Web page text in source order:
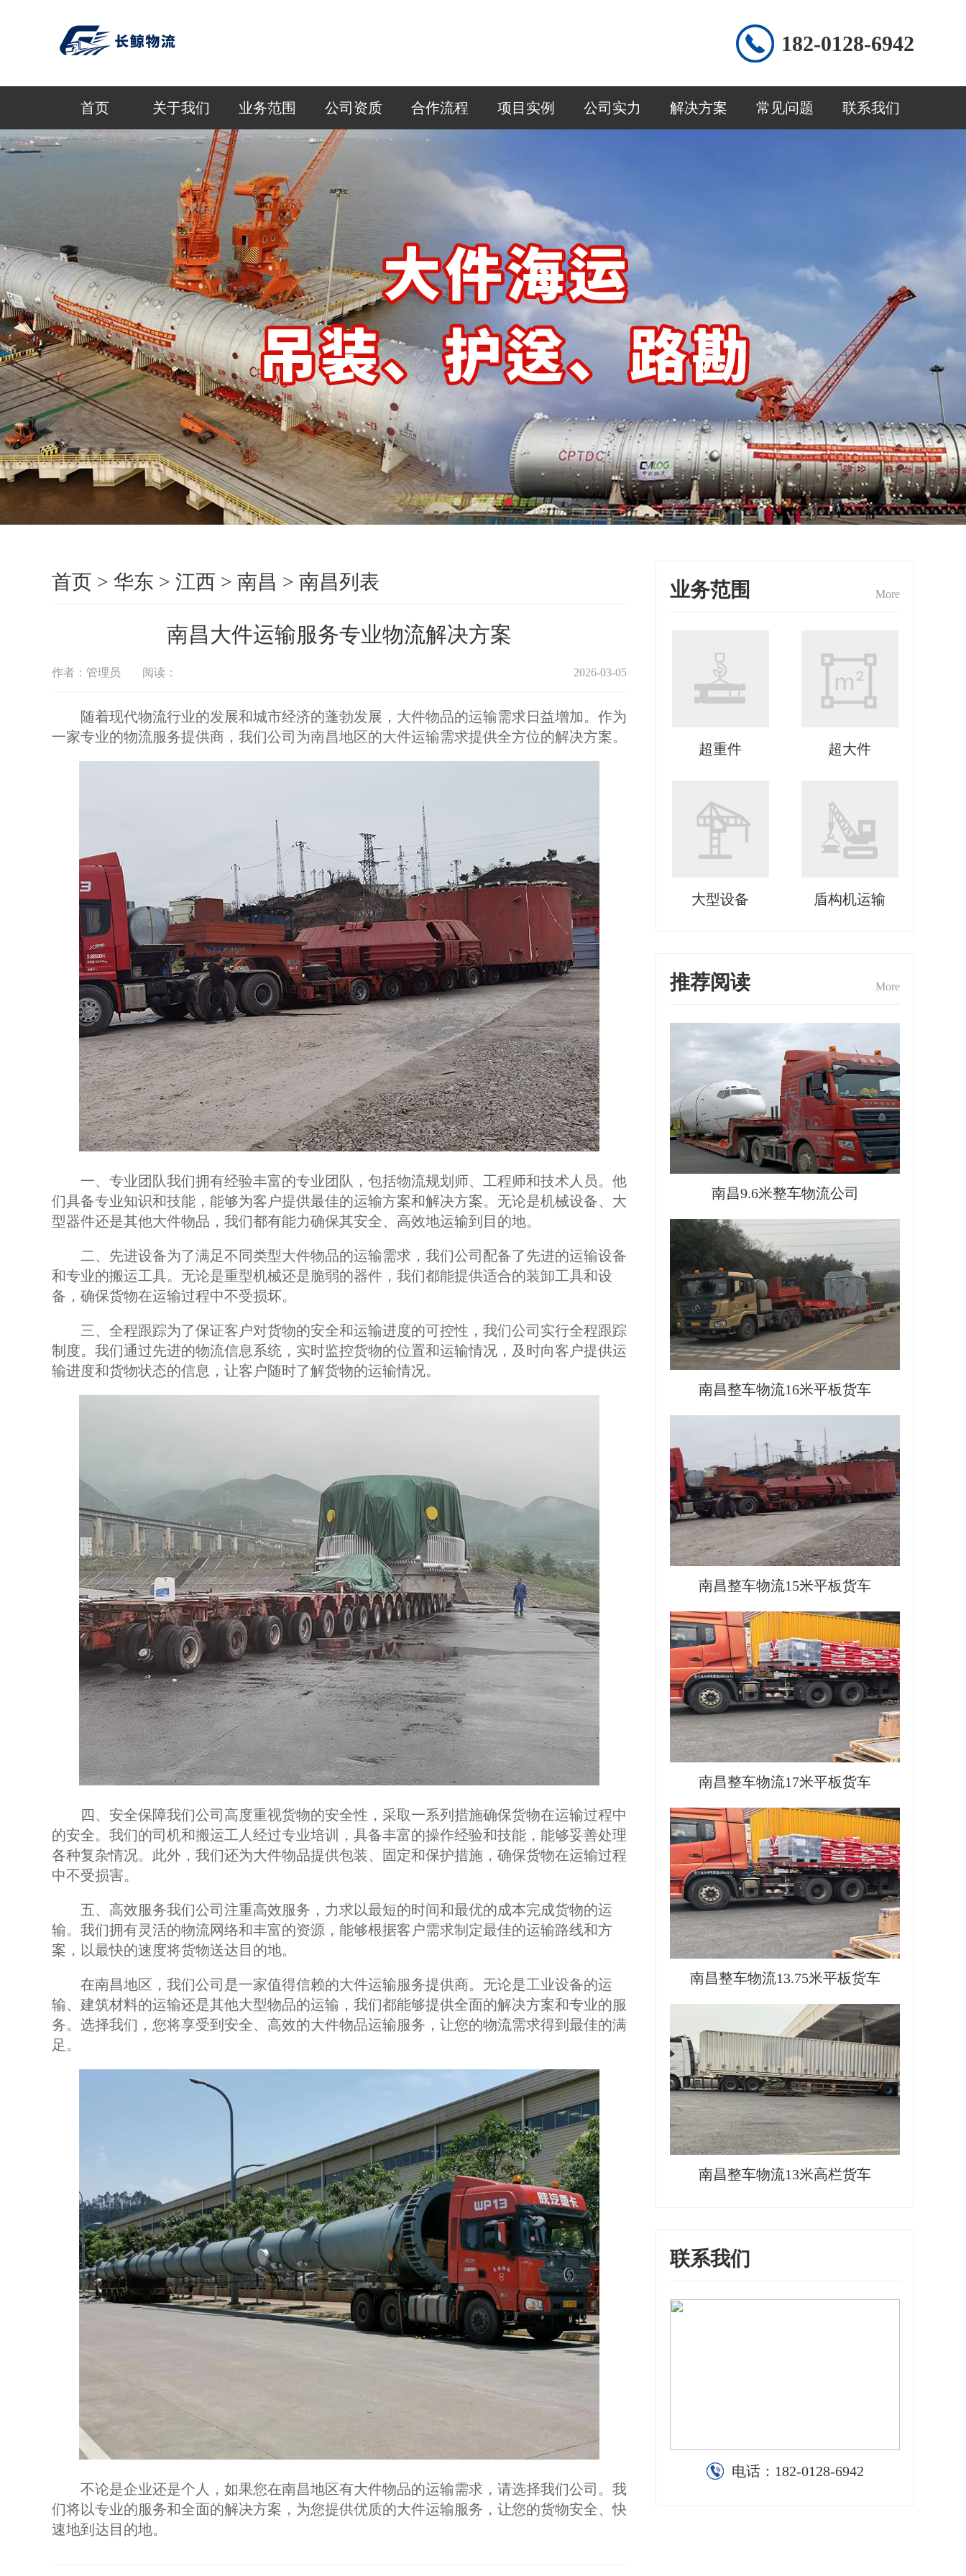
182-0128-6942
首页 关于我们 业务范围 公司资质 合作流程 项目实例 公司实力 解决方案 常见问题 联系我们
首页 > 华东 > 江西 > 南昌 > 南昌列表
南昌大件运输服务专业物流解决方案
作者：管理员 阅读： 2026-03-05
随着现代物流行业的发展和城市经济的蓬勃发展，大件物品的运输需求日益增加。作为
一家专业的物流服务提供商，我们公司为南昌地区的大件运输需求提供全方位的解决方案。
一、专业团队我们拥有经验丰富的专业团队，包括物流规划师、工程师和技术人员。他
们具备专业知识和技能，能够为客户提供最佳的运输方案和解决方案。无论是机械设备、大
型器件还是其他大件物品，我们都有能力确保其安全、高效地运输到目的地。
二、先进设备为了满足不同类型大件物品的运输需求，我们公司配备了先进的运输设备
和专业的搬运工具。无论是重型机械还是脆弱的器件，我们都能提供适合的装卸工具和设
备，确保货物在运输过程中不受损坏。
三、全程跟踪为了保证客户对货物的安全和运输进度的可控性，我们公司实行全程跟踪
制度。我们通过先进的物流信息系统，实时监控货物的位置和运输情况，及时向客户提供运
输进度和货物状态的信息，让客户随时了解货物的运输情况。
四、安全保障我们公司高度重视货物的安全性，采取一系列措施确保货物在运输过程中
的安全。我们的司机和搬运工人经过专业培训，具备丰富的操作经验和技能，能够妥善处理
各种复杂情况。此外，我们还为大件物品提供包装、固定和保护措施，确保货物在运输过程
中不受损害。
五、高效服务我们公司注重高效服务，力求以最短的时间和最优的成本完成货物的运
输。我们拥有灵活的物流网络和丰富的资源，能够根据客户需求制定最佳的运输路线和方
案，以最快的速度将货物送达目的地。
在南昌地区，我们公司是一家值得信赖的大件运输服务提供商。无论是工业设备的运
输、建筑材料的运输还是其他大型物品的运输，我们都能够提供全面的解决方案和专业的服
务。选择我们，您将享受到安全、高效的大件物品运输服务，让您的物流需求得到最佳的满
足。
不论是企业还是个人，如果您在南昌地区有大件物品的运输需求，请选择我们公司。我
们将以专业的服务和全面的解决方案，为您提供优质的大件运输服务，让您的货物安全、快
速地到达目的地。
业务范围 More
超重件 超大件
大型设备 盾构机运输
推荐阅读 More
南昌9.6米整车物流公司
南昌整车物流16米平板货车
南昌整车物流15米平板货车
南昌整车物流17米平板货车
南昌整车物流13.75米平板货车
南昌整车物流13米高栏货车
联系我们
电话： 182-0128-6942